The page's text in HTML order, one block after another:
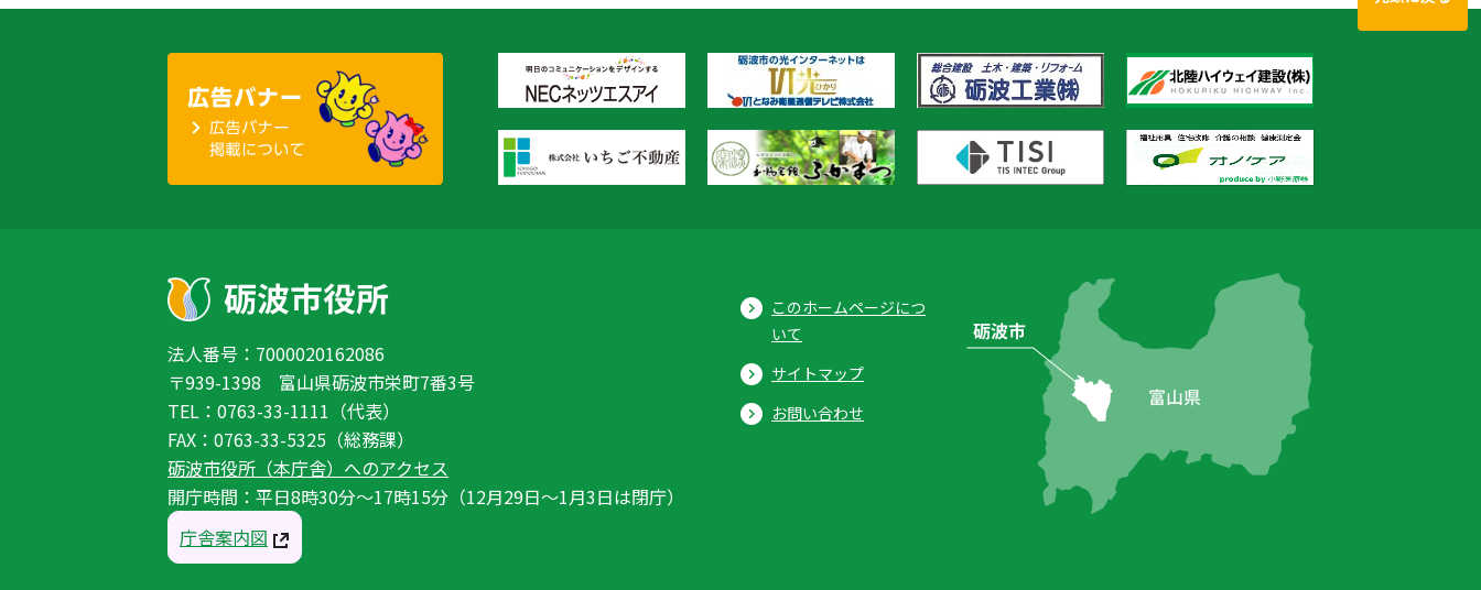
法人番号：7000020162086
〒939-1398 富山県砺波市栄町7番3号
TEL：0763-33-1111（代表）
FAX：0763-33-5325（総務課）
砺波市役所（本庁舎）へのアクセス
開庁時間：平日8時30分〜17時15分（12月29日〜1月3日は閉庁）
庁舎案内図
このホームページにつ
いて
サイトマップ
お問い合わせ